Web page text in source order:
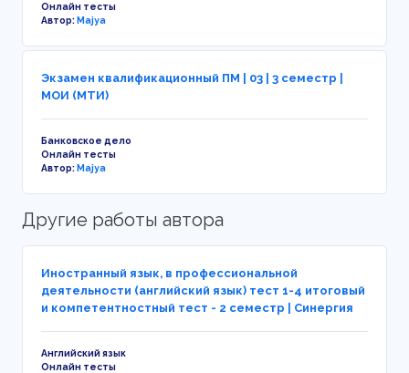
Онлайн тесты
Автор:Majya
Экзамен квалификационный ПМ | 03 | 3 семестр |
МОИ (МТИ)
Банковское дело
Онлайн тесты
Автор:Majya
Другие работы автора
Иностранный язык, в профессиональной
деятельности (английский язык) тест 1-4 итоговый
и компетентностный тест - 2 семестр | Синергия
Английский язык
Онлайн тесты